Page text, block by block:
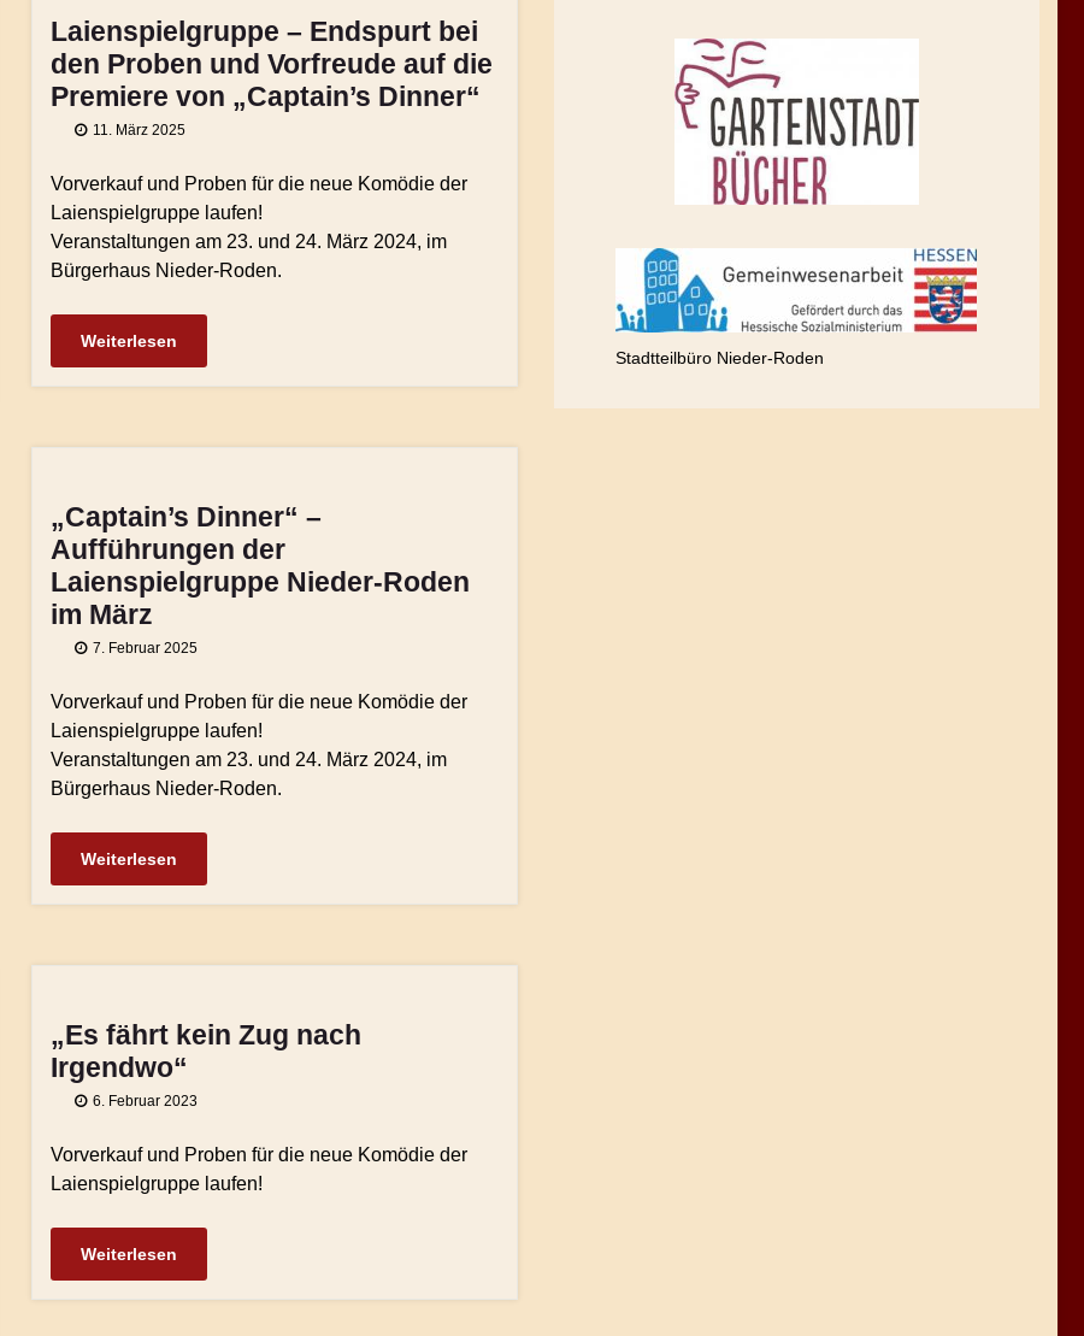
Laienspielgruppe – Endspurt bei
den Proben und Vorfreude auf die
Premiere von „Captain’s Dinner“
11. März 2025
Vorverkauf und Proben für die neue Komödie der
Laienspielgruppe laufen!
Veranstaltungen am 23. und 24. März 2024, im
Bürgerhaus Nieder-Roden.
Weiterlesen
„Captain’s Dinner“ –
Aufführungen der
Laienspielgruppe Nieder-Roden
im März
7. Februar 2025
Vorverkauf und Proben für die neue Komödie der
Laienspielgruppe laufen!
Veranstaltungen am 23. und 24. März 2024, im
Bürgerhaus Nieder-Roden.
Weiterlesen
„Es fährt kein Zug nach
Irgendwo“
6. Februar 2023
Vorverkauf und Proben für die neue Komödie der
Laienspielgruppe laufen!
Weiterlesen
Stadtteilbüro Nieder-Roden